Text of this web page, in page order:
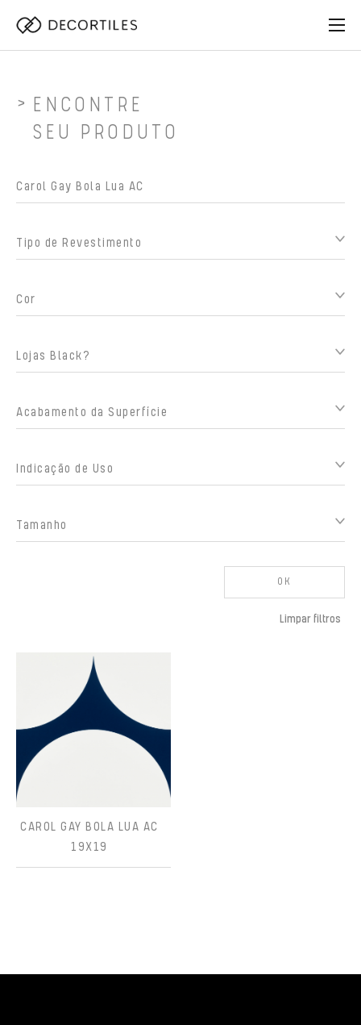
ENCONTRE
SEU PRODUTO
Tipo de Revestimento
Cor
Lojas Black?
Acabamento da Superfície
Indicação de Uso
Tamanho
OK
Limpar filtros
CAROL GAY BOLA LUA AC
19X19